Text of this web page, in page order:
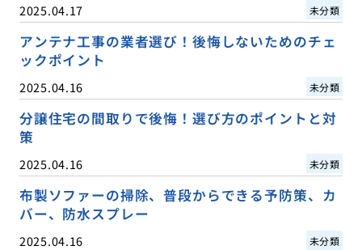
2025.04.17 未分類
アンテナ工事の業者選び！後悔しないためのチェ
ックポイント
2025.04.16 未分類
分譲住宅の間取りで後悔！選び方のポイントと対
策
2025.04.16 未分類
布製ソファーの掃除、普段からできる予防策、カ
バー、防水スプレー
2025.04.16 未分類